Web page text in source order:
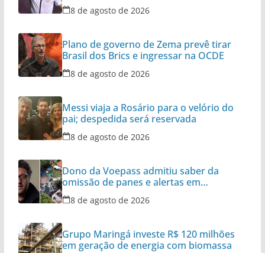
8 de agosto de 2026
Plano de governo de Zema prevê tirar
Brasil dos Brics e ingressar na OCDE
8 de agosto de 2026
Messi viaja a Rosário para o velório do
pai; despedida será reservada
8 de agosto de 2026
Dono da Voepass admitiu saber da
omissão de panes e alertas em
aeronaves
8 de agosto de 2026
Grupo Maringá investe R$ 120 milhões
em geração de energia com biomassa